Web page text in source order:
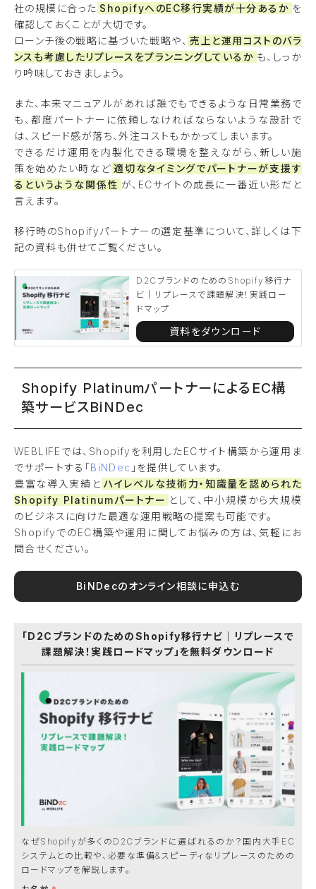
社の規模に合った ShopifyへのEC移行実績が十分あるか を
確認しておくことが大切です。
ローンチ後の戦略に基づいた戦略や、 売上と運用コストのバラ
ンスも考慮したリプレースをプランニングしているか も、しっか
り吟味しておきましょう。
また、本来マニュアルがあれば誰でもできるような日常業務で
も、都度パートナーに依頼しなければならないような設計で
は、スピード感が落ち、外注コストもかかってしまいます。
できるだけ運用を内製化できる環境を整えながら、新しい施
策を始めたい時など 適切なタイミングでパートナーが支援す
るというような関係性 が、ECサイトの成長に一番近い形だと
言えます。
移行時のShopifyパートナーの選定基準について、詳しくは下
記の資料も併せてご覧ください。
D2CブランドのためのShopify移行ナ
ビ｜リプレースで課題解決！実践ロー
ドマップ
資料をダウンロード
Shopify PlatinumパートナーによるEC構
築サービスBiNDec
WEBLIFEでは、Shopifyを利用したECサイト構築から運用ま
でサポートする「BiNDec 」を提供しています。
豊富な導入実績と ハイレベルな技術力・知識量を認められた
Shopify Platinumパートナー として、中小規模から大規模
のビジネスに向けた最適な運用戦略の提案も可能です。
ShopifyでのEC構築や運用に関してお悩みの方は、気軽にお
問合せください。
BiNDecのオンライン相談に申込む
「D2CブランドのためのShopify移行ナビ｜リプレースで
課題解決！実践ロードマップ」を無料ダウンロード
なぜShopifyが多くのD2Cブランドに選ばれるのか？国内大手EC
システムとの比較や、必要な準備&スピーディなリプレースのための
ロードマップを解説します。